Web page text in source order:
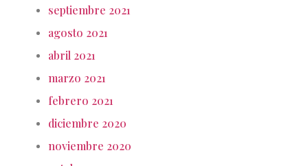
septiembre 2021
agosto 2021
abril 2021
marzo 2021
febrero 2021
diciembre 2020
noviembre 2020